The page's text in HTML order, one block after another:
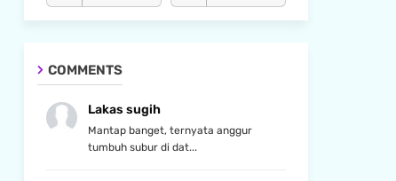
COMMENTS
Lakas sugih
Mantap banget, ternyata anggur
tumbuh subur di dat...